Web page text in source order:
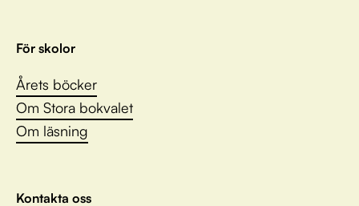
För skolor
Årets böcker
Om Stora bokvalet
Om läsning
Kontakta oss